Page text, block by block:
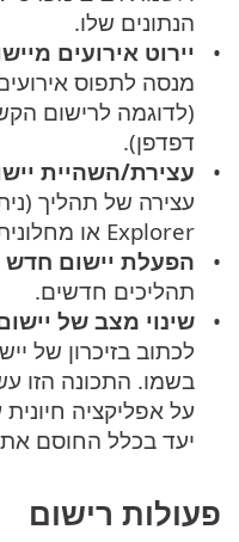
הנתונים שלו.
יירוט אירועים
מנסה לתפוס
(לדוגמה לרישום
דפדפן).
עצירת/השהיית
Explorer או מחלונית התהליכים).
הפעלת יישום חדש
תהליכים חדשים.
שינוי מצב של
לכתוב בזיכרון של
בשמו. התכונה הזו
על אפליקציה
יעד בכלל החוסם
פעולות רישום